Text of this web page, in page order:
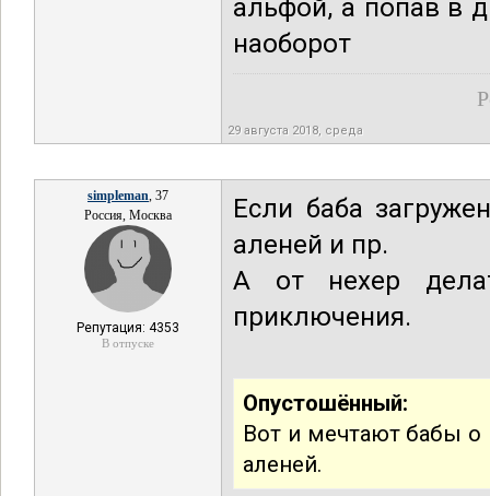
альфой, а попав в
наоборот
29 августа 2018, среда
simpleman, 37
Россия, Москва
Репутация: 4353
В отпуске
Если баба
аленей и пр.
А от нехер
приключения.
Опустошённый:
Вот и мечтают бабы о
аленей.